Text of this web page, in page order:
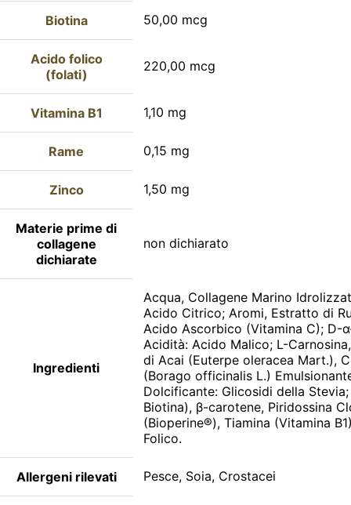
Biotina 50,00 mcg
Acido folico
(folati)
220,00 mcg
Vitamina B1 1,10 mg
Rame 0,15 mg
Zinco 1,50 mg
Materie prime di
collagene
dichiarate
non dichiarato
Ingredienti
Acqua, Collagene Marino
Acido Citrico; Aromi, Estratto di
Acido Ascorbico (Vitamina C); D-
Acidità: Acido Malico; L-
di Acai (Euterpe oleracea Mart.),
(Borago officinalis L.)
Dolcificante: Glicosidi della
Biotina), β-carotene, Piridossina
(Bioperine®), Tiamina (Vitamina
Folico.
Allergeni rilevati Pesce, Soia, Crostacei